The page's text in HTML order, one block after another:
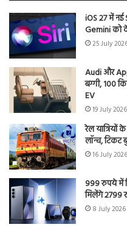
iOS 27 में नई
Gemini को
25 July
Audi और
बग्गी, 100
EV
19 July
रेल यात्रियों
लॉन्च,
16 July
999 रुपये में
मिलेंगे
8 July